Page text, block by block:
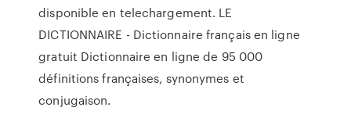
disponible en telechargement. LE
DICTIONNAIRE - Dictionnaire français en ligne
gratuit Dictionnaire en ligne de 95 000
définitions françaises, synonymes et
conjugaison.